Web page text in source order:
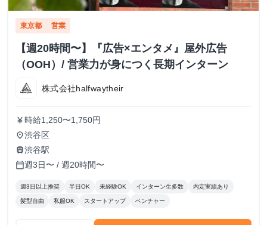
東京都 営業
【週20時間〜】『広告×エンタメ』屋外広告
（OOH）/ 営業力が身につく長期インターン
株式会社halfwaytheir
currency_yen 時給1,250〜1,750円
place渋谷区
train渋谷駅
calendar_today週3日〜 / 週20時間〜
週3日以上推奨 半日OK 未経験OK インターン生多数 内定実績あり
髪型自由 私服OK スタートアップ ベンチャー